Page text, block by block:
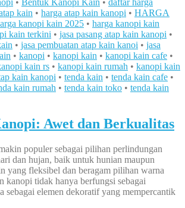
• Bentuk Kanopi Kain • daftar harga
kain • harga atap kain kanopi • HARGA
kanopi kain 2025 • harga kanopi kain
kain terkini • jasa pasang atap kain kanopi •
• jasa pembuatan atap kain kanoi • jasa
• kanopi • kanopi kain • kanopi kain cafe •
kain rs • kanopi kain rumah • kanopi kain
kain kanopi • tenda kain • tenda kain cafe •
kain rumah • tenda kain toko • tenda kain
Awet dan Berkualitas
populer sebagai pilihan perlindungan
dan hujan, baik untuk hunian maupun
yang fleksibel dan beragam pilihan warna
kanopi tidak hanya berfungsi sebagai
sebagai elemen dekoratif yang mempercantik